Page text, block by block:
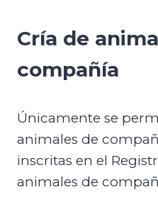
Cría de
compañía
Únicamente se
animales de
inscritas en el
animales de